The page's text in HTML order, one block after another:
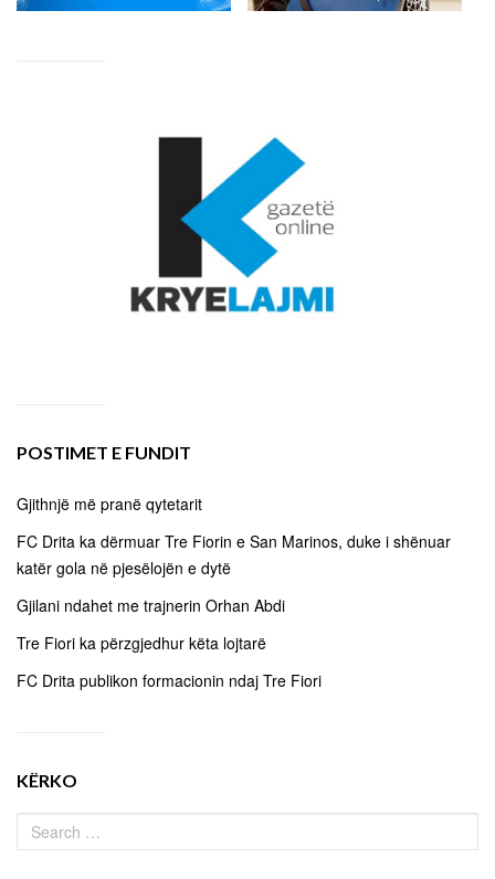
POSTIMET E FUNDIT
Gjithnjë më pranë qytetarit
FC Drita ka dërmuar Tre Fiorin e San Marinos, duke i shënuar
katër gola në pjesëlojën e dytë
Gjilani ndahet me trajnerin Orhan Abdi
Tre Fiori ka përzgjedhur këta lojtarë
FC Drita publikon formacionin ndaj Tre Fiori
KËRKO